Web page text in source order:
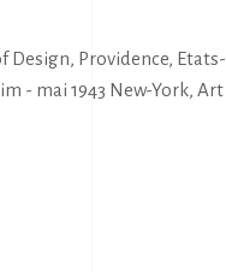
Design, Providence, Etats-
- mai 1943 New-York, Art